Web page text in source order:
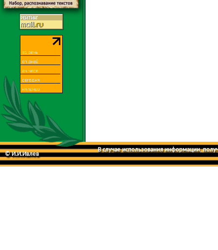
© И.И.Ивлев
В случае использования информации,